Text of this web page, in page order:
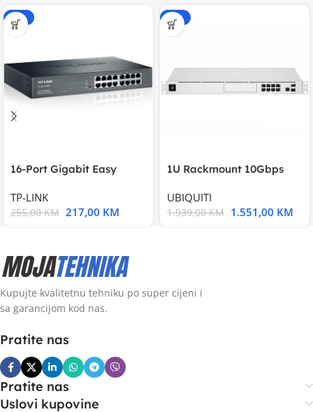
-15%
16-Port Gigabit Easy
TP-LINK
255,00KM 217,00 KM
-20%
1U Rackmount 10Gbps
UBIQUITI
1.939,00KM 1.551,00 KM
Kupujte kvalitetnu tehniku po super cijeni i
sa garancijom kod nas.
Pratite nas
Pratite nas
Uslovi kupovine